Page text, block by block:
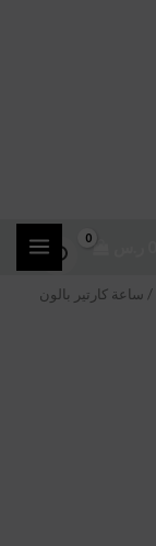
/ ساعة كارتير بالون